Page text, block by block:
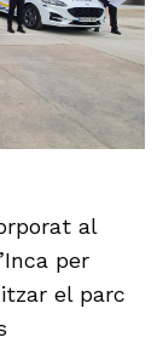
al
per
el parc